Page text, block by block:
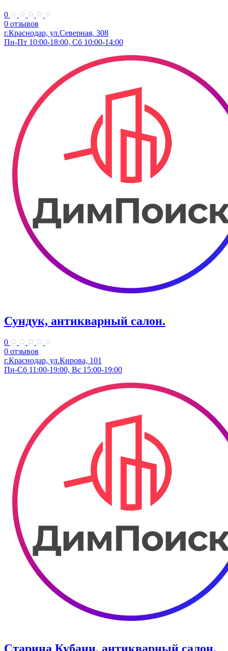
0
0 отзывов
г.Краснодар, ул.​Северная, 308
Пн-Пт 10:00-18:00, Сб 10:00-14:00
Сундук, антикварный салон.
0
0 отзывов
г.Краснодар, ул.​Кирова, 101
Пн-Сб 11:00-19:00, Вс 15:00-19:00